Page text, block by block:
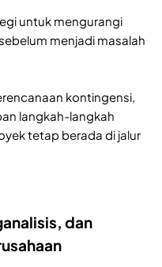
untuk mengurangi
menjadi masalah
kontingensi,
langkah-langkah
tetap berada di jalur
dan